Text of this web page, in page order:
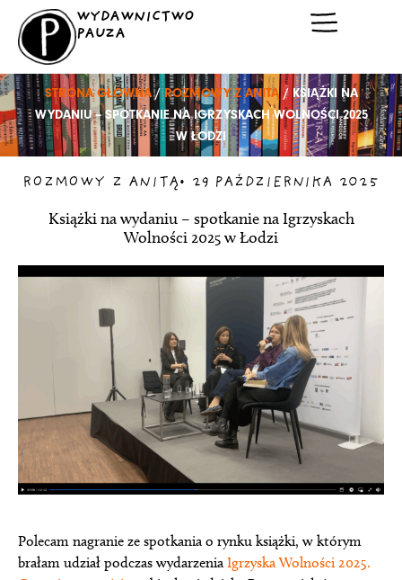
Przejdź
treści
WYDAWNICTWO
PAUZA
STRONA GŁÓWNA/ROZMOWY Z ANITĄ/ KSIĄŻKI NA
WYDANIU – SPOTKANIE NA IGRZYSKACH WOLNOŚCI 2025
W ŁODZI
ROZMOWY Z ANITĄ• 29 PAŹDZIERNIKA 2025
Książki na wydaniu – spotkanie na Igrzyskach
Wolności 2025 w Łodzi
Polecam nagranie ze spotkania o rynku książki, w którym
brałam udział podczas wydarzeniaIgrzyska Wolności 2025.